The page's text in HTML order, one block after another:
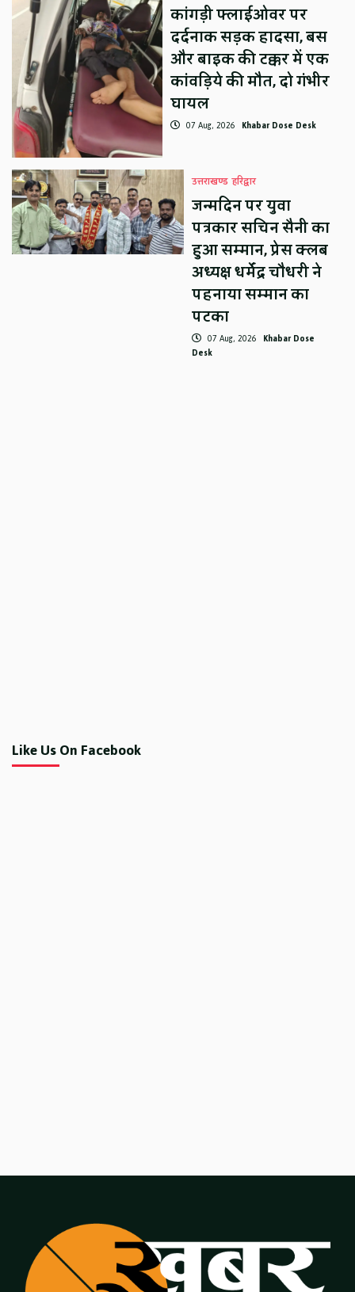
कांगड़ी फ्लाईओवर पर
दर्दनाक सड़क हादसा, बस
और बाइक की टक्कर में एक
कांवड़िये की मौत, दो गंभीर
घायल
07 Aug, 2026 Khabar Dose Desk
उत्तराखण्ड हरिद्वार
जन्मदिन पर युवा
पत्रकार सचिन सैनी का
हुआ सम्मान, प्रेस क्लब
अध्यक्ष धर्मेंद्र चौधरी ने
पहनाया सम्मान का
पटका
07 Aug, 2026 Khabar Dose
Desk
Like Us On Facebook